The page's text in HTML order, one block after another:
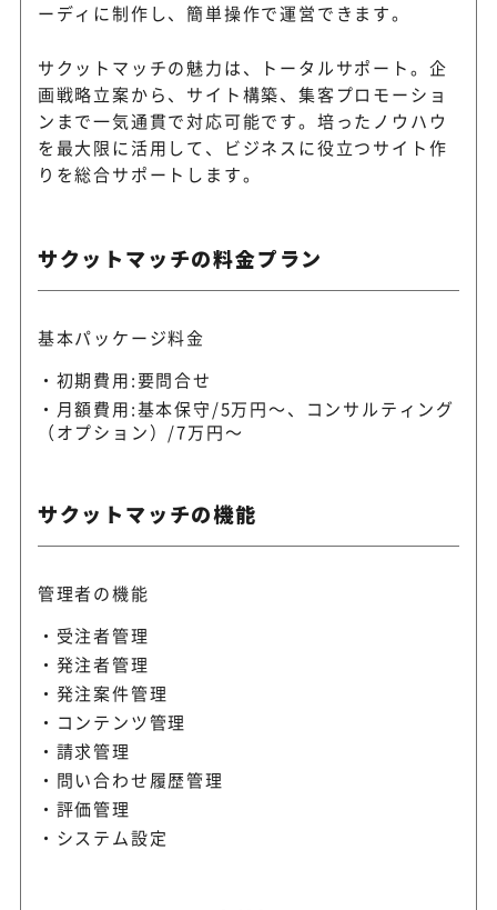
ーディに制作し、簡単操作で運営できます。
サクットマッチの魅力は、トータルサポート。企
画戦略立案から、サイト構築、集客プロモーショ
ンまで一気通貫で対応可能です。培ったノウハウ
を最大限に活用して、ビジネスに役立つサイト作
りを総合サポートします。
サクットマッチの料金プラン
基本パッケージ料金
初期費用:要問合せ
月額費用:基本保守/5万円～、コンサルティング
（オプション）/7万円～
サクットマッチの機能
管理者の機能
受注者管理
発注者管理
発注案件管理
コンテンツ管理
請求管理
問い合わせ履歴管理
評価管理
システム設定